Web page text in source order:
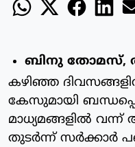
ബിനു തോമസ്,
കഴിഞ്ഞ
കേസുമായി
മാധ്യമങ്ങളില്‍
തുടര്‍ന്ന് സര്‍ക്കാര്‍